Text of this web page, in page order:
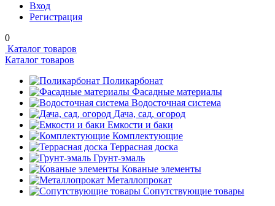
Вход
Регистрация
0
Каталог товаров
Каталог товаров
Поликарбонат
Фасадные материалы
Водосточная система
Дача, сад, огород
Емкости и баки
Комплектующие
Террасная доска
Грунт-эмаль
Кованые элементы
Металлопрокат
Сопутствующие товары